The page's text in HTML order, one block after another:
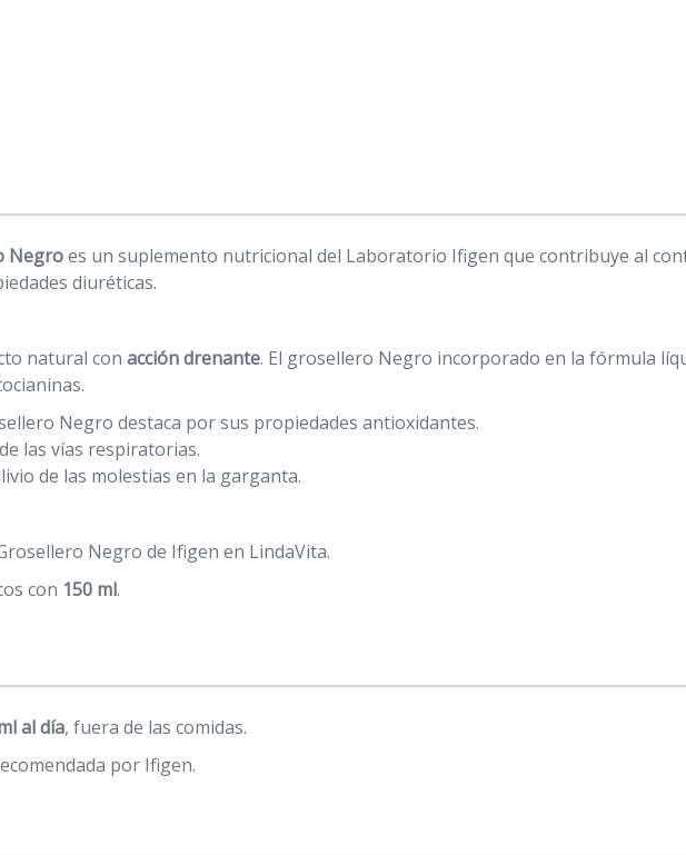
Negroes un suplemento nutricional del Laboratorio Ifigen que contribuye al
diuréticas.
natural con acción drenante. El grosellero Negro incorporado en la fórmula
Negro destaca por sus propiedades antioxidantes.
las vías respiratorias.
de las molestias en la garganta.
Negro de Ifigen en LindaVita.
con 150 ml.
al día, fuera de las comidas.
por Ifigen.